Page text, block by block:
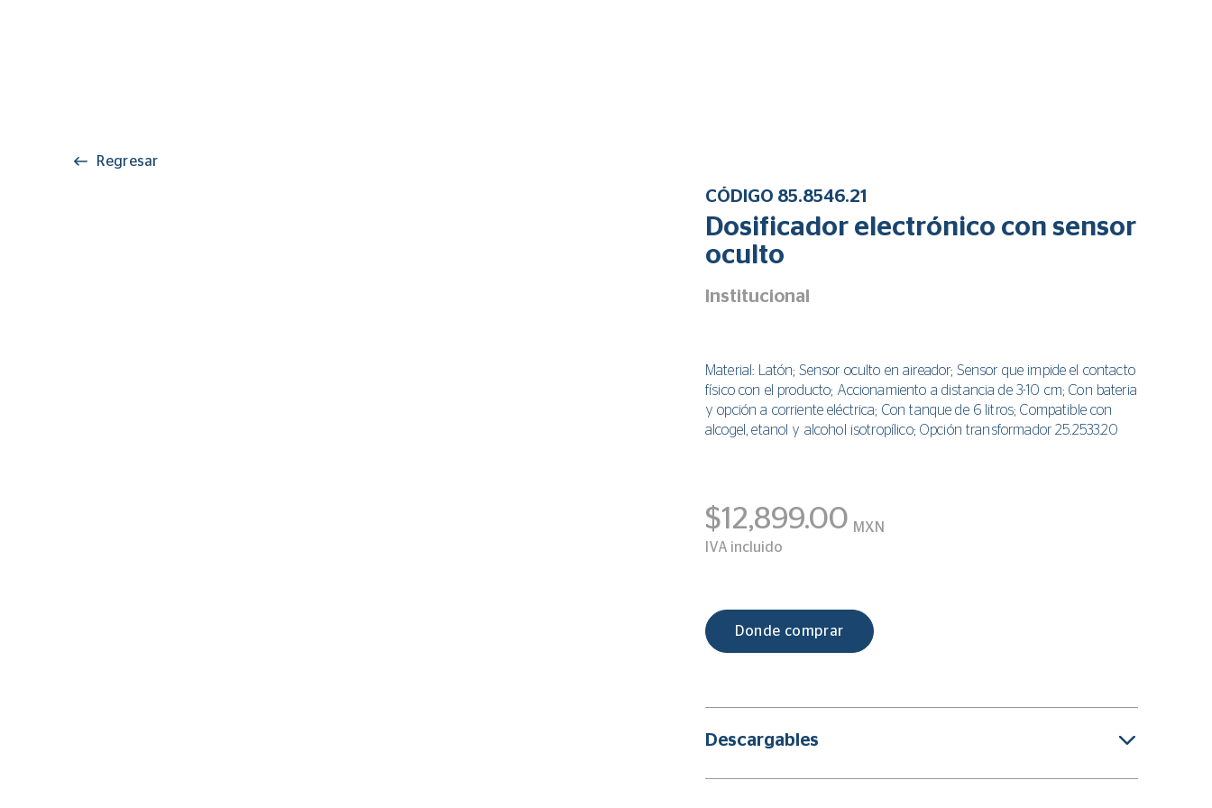
Regresar
CÓDIGO 85.8546.21
Dosificador electrónico con sensor
oculto
Institucional
Material: Latón; Sensor oculto en aireador; Sensor que impide el contacto
físico con el producto; Accionamiento a distancia de 3-10 cm; Con bateria
y opción a corriente eléctrica; Con tanque de 6 litros; Compatible con
alcogel, etanol y alcohol isotropílico; Opción transformador 25.2533.20
$12,899.00 MXN
IVA incluido
Donde comprar
Descargables